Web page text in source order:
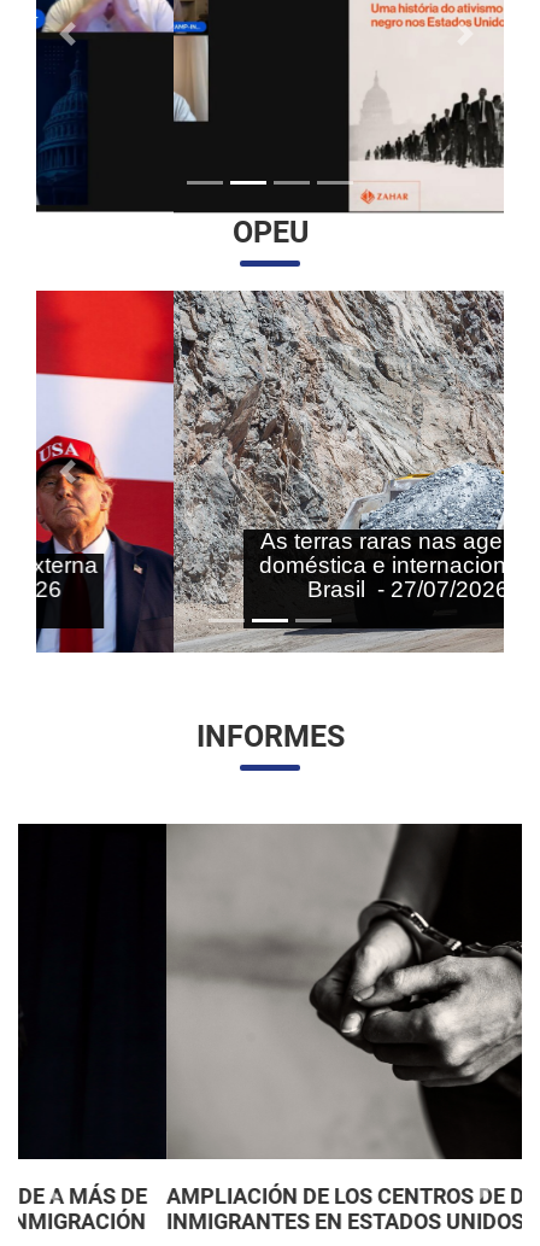
Anterior
OPEU
As terras raras nas agendas
doméstica e internacional do
Brasil - 27/07/2026
Anterior Próximo
INFORMES
AMPLIACIÓN DE LOS CENTROS DE DETENCIÓN DE
INMIGRANTES EN ESTADOS UNIDOS
Anterior